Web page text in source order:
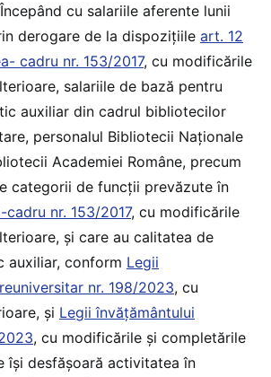
Începând cu salariile aferente lunii
derogare de la dispozițiile art. 12
cadru nr. 153/2017, cu modificările
salariile de bază pentru
auxiliar din cadrul bibliotecilor
personalul Bibliotecii Naționale
Academiei Române, precum
categorii de funcții prevăzute în
cadru nr. 153/2017, cu modificările
și care au calitatea de
auxiliar, conform Legii
nr. 198/2023, cu
și Legii învățământului
, cu modificările și completările
își desfășoară activitatea în